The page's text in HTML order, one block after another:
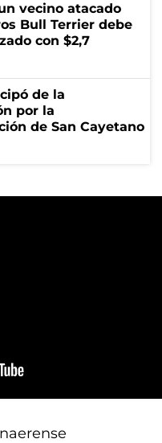
vecino atacado
Bull Terrier debe
con $2,7
de la
por la
de San Cayetano